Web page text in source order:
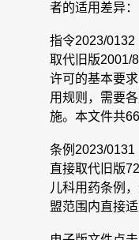
者的适用差异：
指令2023/0132
取代旧版2001/
许可的基本要
用规则，需要
施。本文件共
条例2023/0131
直接取代旧版
儿科用药条例
盟范围内直接